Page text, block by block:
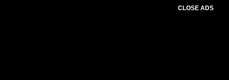
CLOSE ADS